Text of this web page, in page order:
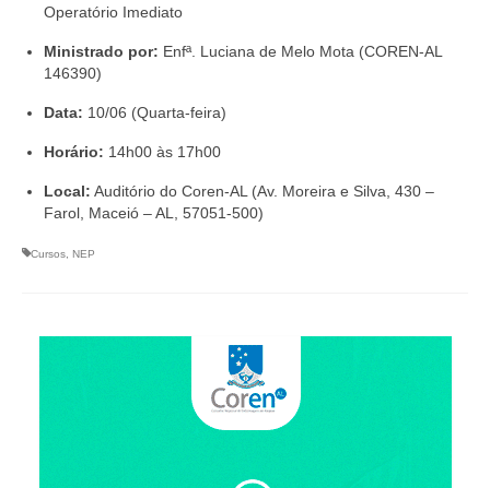
Portarias
Resoluções
Processos Éticos
Censura Pública
Clube de Vantagens
Valores dos serviços
Operatório Imediato
Ministrado por: Enfª. Luciana de Melo Mota (COREN-AL
146390)
Data: 10/06 (Quarta-feira)
Horário: 14h00 às 17h00
Local: Auditório do Coren-AL (Av. Moreira e Silva, 430 –
Farol, Maceió – AL, 57051-500)
Cursos NEP